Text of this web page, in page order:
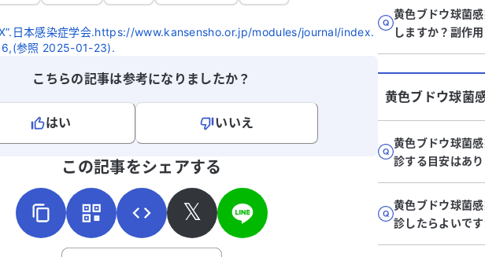
日本感染症学会.https://www.kansensho.or.jp/modules/journal/index.
参照 2025-01-23).
こちらの記事は参考になりましたか？
はい
いいえ
この記事をシェアする
𝕏
黄色ブドウ球菌
しますか？副作
黄色ブドウ球菌
黄色ブドウ球菌
診する目安はあ
黄色ブドウ球菌
診したらよいです